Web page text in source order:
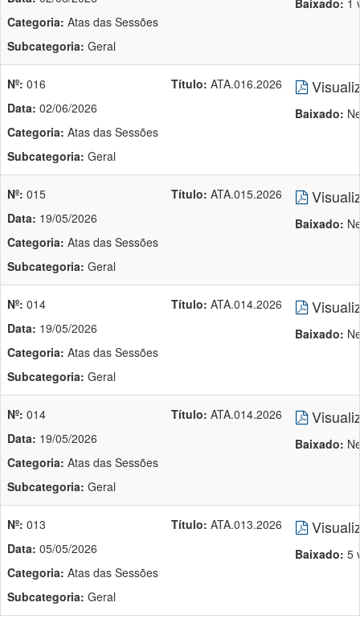
Categoria: Atas das Sessões
Subcategoria: Geral
Baixado: 1
Nº: 016
Data: 02/06/2026
Categoria: Atas das Sessões
Subcategoria: Geral
Título: ATA.016.2026
Baixado:
Nº: 015
Data: 19/05/2026
Categoria: Atas das Sessões
Subcategoria: Geral
Título: ATA.015.2026
Baixado:
Nº: 014
Data: 19/05/2026
Categoria: Atas das Sessões
Subcategoria: Geral
Título: ATA.014.2026
Baixado:
Nº: 014
Data: 19/05/2026
Categoria: Atas das Sessões
Subcategoria: Geral
Título: ATA.014.2026
Baixado:
Nº: 013
Data: 05/05/2026
Categoria: Atas das Sessões
Subcategoria: Geral
Título: ATA.013.2026
Baixado: 5